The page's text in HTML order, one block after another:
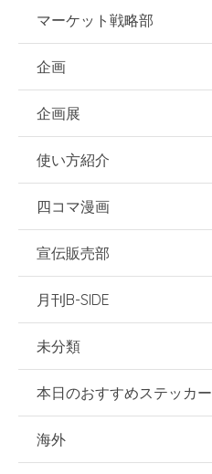
マーケット戦略部
企画
企画展
使い方紹介
四コマ漫画
宣伝販売部
月刊B-SIDE
未分類
本日のおすすめステッカー
海外